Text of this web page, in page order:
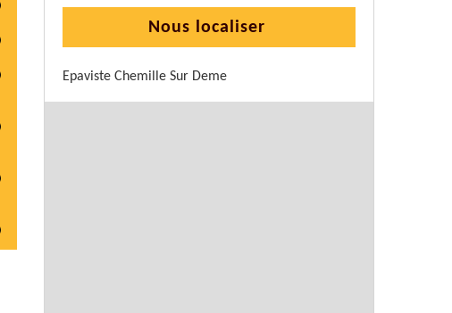
Nous localiser
Epaviste Chemille Sur Deme